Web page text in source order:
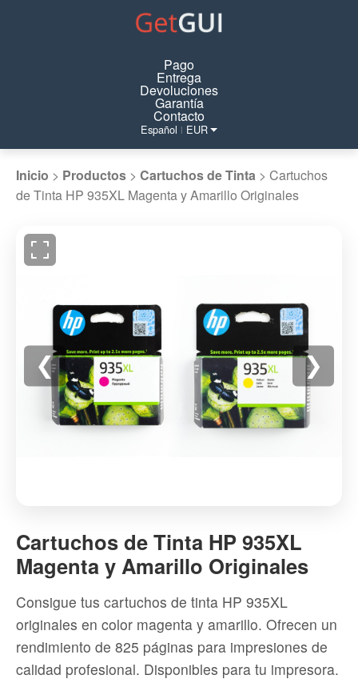
Pago
Entrega
Devoluciones
Garantía
Contacto
Español | EUR
Inicio > Productos > Cartuchos de Tinta > Cartuchos
de Tinta HP 935XL Magenta y Amarillo Originales
❮ ❯
de
Tinta
HP
935XL
Magenta
y
Amarillo
Cartuchos de Tinta HP 935XL
Magenta y Amarillo Originales
Consigue tus cartuchos de tinta HP 935XL
originales en color magenta y amarillo. Ofrecen un
rendimiento de 825 páginas para impresiones de
calidad profesional. Disponibles para tu impresora.